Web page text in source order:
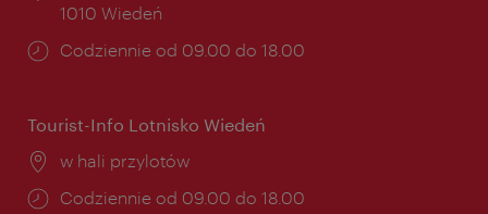
1010 Wiedeń
Godziny
Codziennie od 09.00 do 18.00
Tourist-Info Lotnisko Wiedeń
Miejsce:
w hali przylotów
Godziny
Codziennie od 09.00 do 18.00